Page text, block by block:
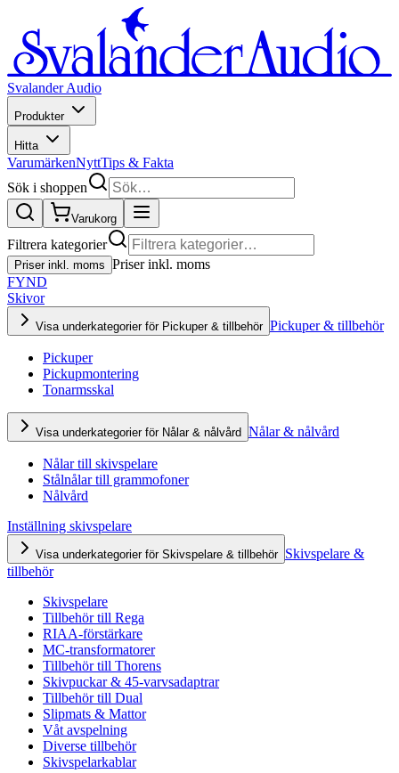
Svalander Audio
Produkter
Hitta
VarumärkenNyttTips & Fakta
Sök i shoppen
Varukorg
Filtrera kategorier
Priser inkl. moms Priser inkl. moms
FYND
Skivor
Visa underkategorier för Pickuper & tillbehör Pickuper & tillbehör
Pickuper
Pickupmontering
Tonarmsskal
Visa underkategorier för Nålar & nålvård Nålar & nålvård
Nålar till skivspelare
Stålnålar till grammofoner
Nålvård
Inställning skivspelare
Visa underkategorier för Skivspelare & tillbehör Skivspelare &
tillbehör
Skivspelare
Tillbehör till Rega
RIAA-förstärkare
MC-transformatorer
Tillbehör till Thorens
Skivpuckar & 45-varvsadaptrar
Tillbehör till Dual
Slipmats & Mattor
Våt avspelning
Diverse tillbehör
Skivspelarkablar